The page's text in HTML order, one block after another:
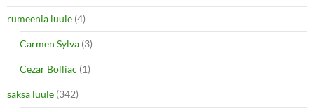
rumeenia luule (4)
Carmen Sylva (3)
Cezar Bolliac (1)
saksa luule (342)